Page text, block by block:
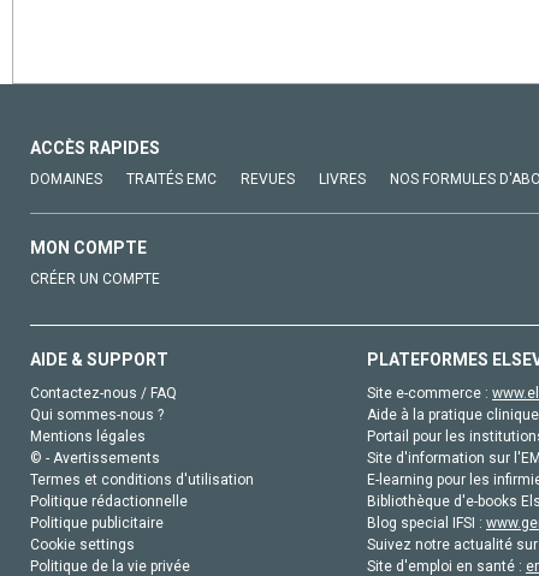
ACCÈS RAPIDES
DOMAINES TRAITÉS EMC REVUES LIVRES NOS FORMULES
MON COMPTE
CRÉER UN COMPTE
AIDE & SUPPORT
Contactez-nous / FAQ
Qui sommes-nous ?
Mentions légales
© - Avertissements
Termes et conditions d'utilisation
Politique rédactionnelle
Politique publicitaire
Cookie settings
Politique de la vie privée
PLATEFORMES
Site e-commerce :
Aide à la pratique
Portail pour les
Site d'information sur
E-learning pour les
Bibliothèque d'e-books
Blog special IFSI :
Suivez notre actualité
Site d'emploi en santé :